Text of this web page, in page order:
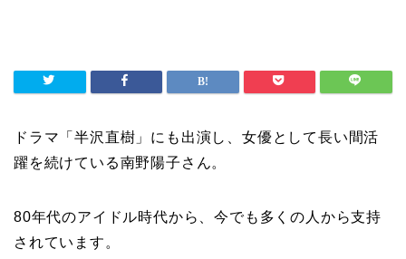
ドラマ「半沢直樹」にも出演し、女優として長い間活
躍を続けている南野陽子さん。
80年代のアイドル時代から、今でも多くの人から支持
されています。